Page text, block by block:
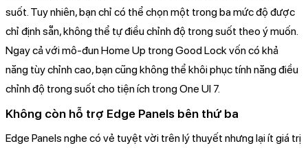
suốt. Tuy nhiên, bạn chỉ có thể chọn một trong ba mức độ được
chỉ định sẵn, không thể tự điều chỉnh độ trong suốt theo ý muốn.
Ngay cả với mô-đun Home Up trong Good Lock vốn có khả
năng tùy chỉnh cao, bạn cũng không thể khôi phục tính năng điều
chỉnh độ trong suốt cho tiện ích trong One UI 7.
Không còn hỗ trợ Edge Panels bên thứ ba
Edge Panels nghe có vẻ tuyệt vời trên lý thuyết nhưng lại ít giá trị